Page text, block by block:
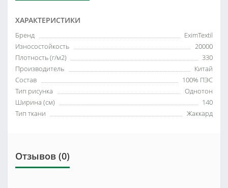
ХАРАКТЕРИСТИКИ
Бренд
EximTextil
Износостойкость
20000
Плотность (г/м2)
330
Производитель
Китай
Состав
100% ПЭС
Тип рисунка
Однотон
Ширина (см)
140
Тип ткани
Жаккард
Отзывов (0)